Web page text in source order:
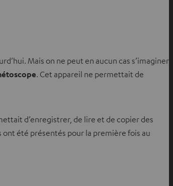
Mais on ne peut en aucun cas s’imaginer
. Cet appareil ne permettait de
d’enregistrer, de lire et de copier des
ont été présentés pour la première fois au